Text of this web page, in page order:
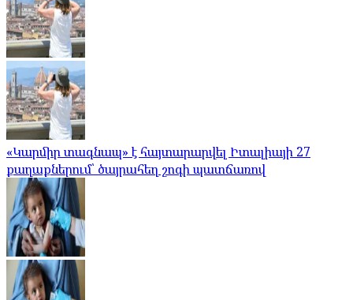
«Կարմիր տագնապ» է հայտարարվել Իտալիայի 27
քաղաքներում՝ ծայրահեղ շոգի պատճառով